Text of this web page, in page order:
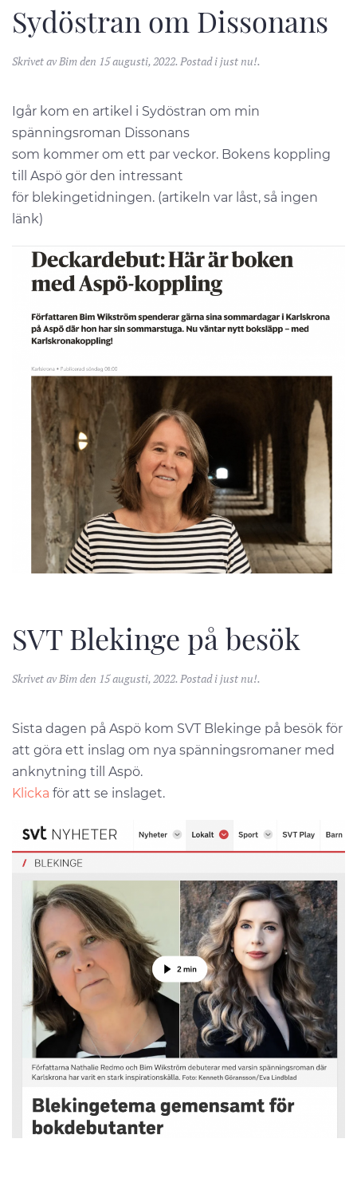
Sydöstran om Dissonans
Skrivet avBimden 15 augusti, 2022. Postad i just nu!.
Igår kom en artikel i Sydöstran om min
spänningsroman Dissonans
som kommer om ett par veckor. Bokens koppling
till Aspö gör den intressant
för blekingetidningen. (artikeln var låst, så ingen
länk)
SVT Blekinge på besök
Skrivet avBimden 15 augusti, 2022. Postad ijust nu!.
Sista dagen på Aspö kom SVT Blekinge på besök för
att göra ett inslag om nya spänningsromaner med
anknytning till Aspö.
Klicka för att se inslaget.